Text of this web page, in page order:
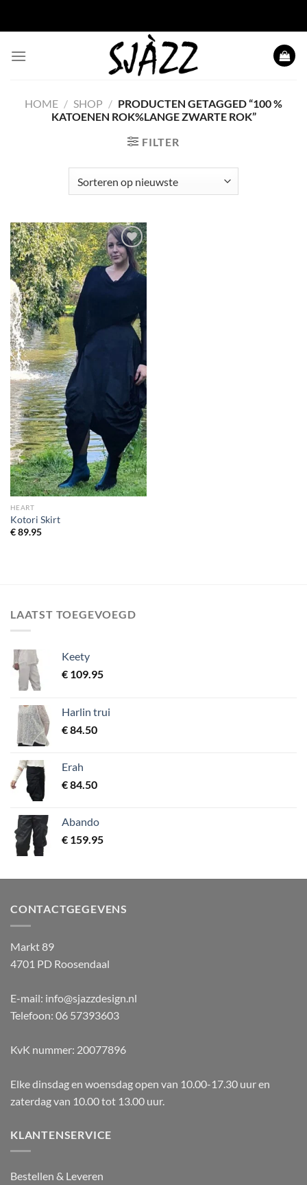
HOME / SHOP / PRODUCTEN GETAGGED “100 %
KATOENEN ROK%LANGE ZWARTE ROK”
FILTER
Toevoegen
aan
wenslijst
HEART
Kotori Skirt
€89.95
LAATST TOEGEVOEGD
Keety
€ 109.95
Harlin trui
€84.50
Erah
€84.50
Abando
€ 159.95
CONTACTGEGEVENS
Markt 89
4701 PD Roosendaal
E-mail: info@sjazzdesign.nl
Telefoon: 06 57393603
KvK nummer: 20077896
Elke dinsdag en woensdag open van 10.00-17.30 uur en
zaterdag van 10.00 tot 13.00 uur.
KLANTENSERVICE
Bestellen & Leveren